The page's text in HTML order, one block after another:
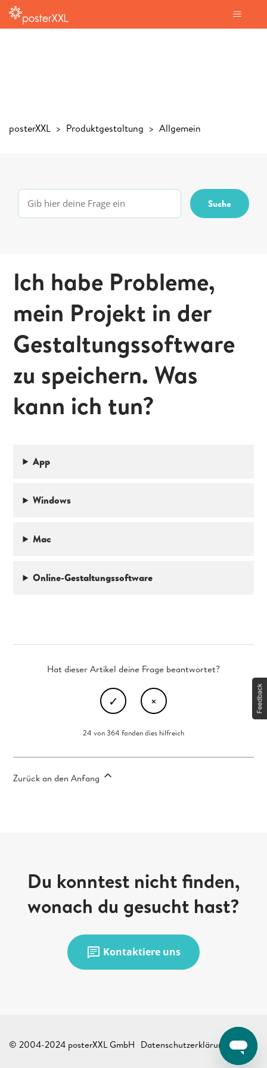
posterXXL Produktgestaltung Allgemein
Ich habe Probleme,
mein Projekt in der
Gestaltungssoftware
zu speichern. Was
kann ich tun?
App
Windows
Mac
Online-Gestaltungssoftware
Hat dieser Artikel deine Frage beantwortet?
24 von 364 fanden dies hilfreich
Zurück an den Anfang
Du konntest nicht finden,
wonach du gesucht hast?
chat Kontaktiere uns
© 2004-2024 posterXXL GmbH Datenschutzerklärung AGB